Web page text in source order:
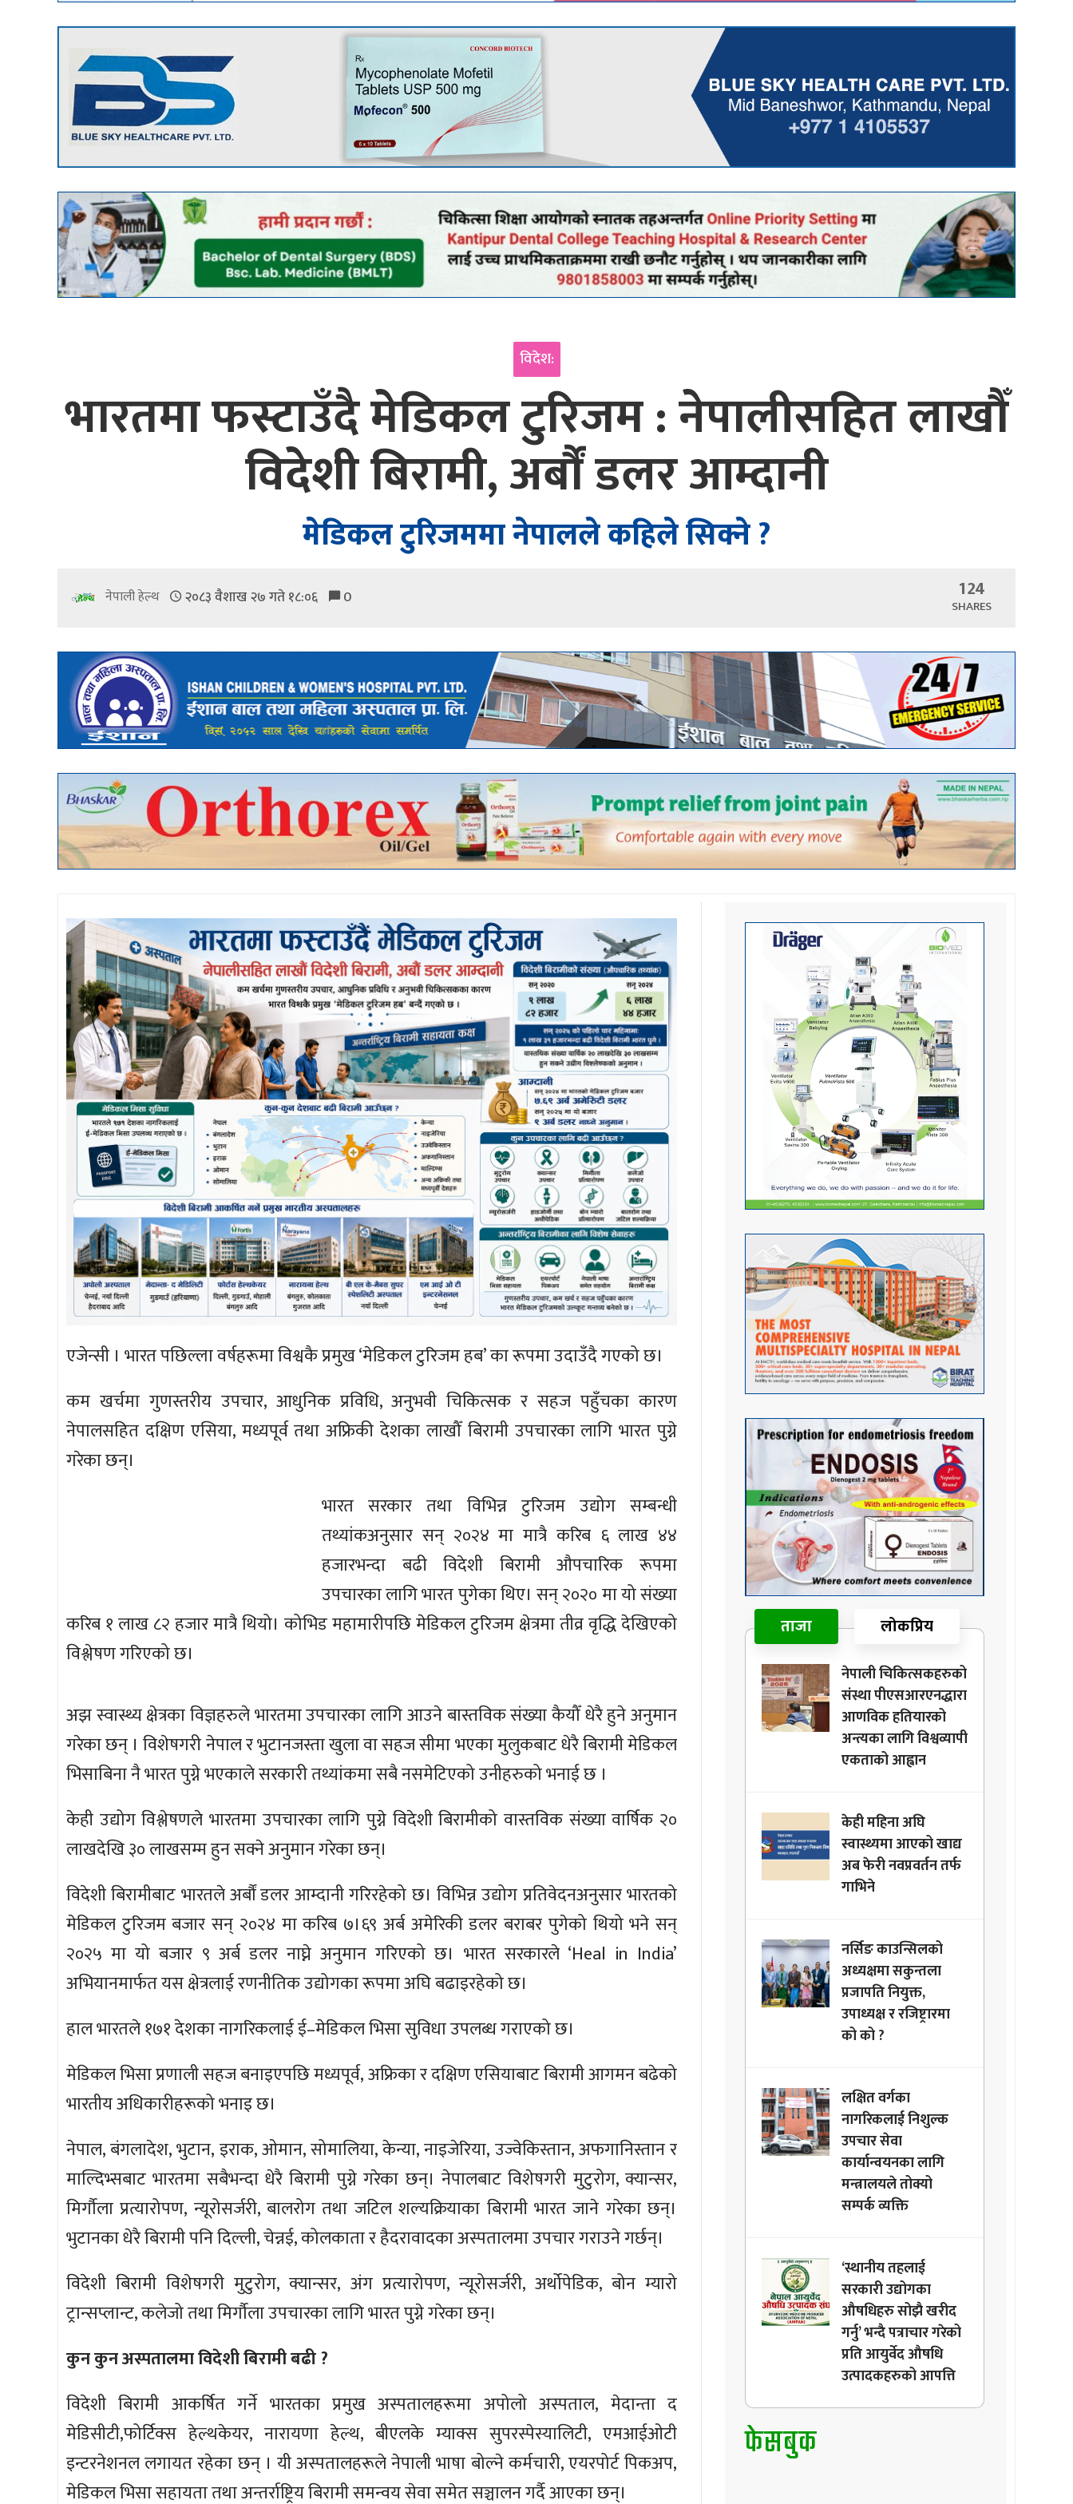
विदेश:
भारतमा फस्टाउँदै मेडिकल टुरिजम : नेपालीसहित लाखौँ
विदेशी बिरामी, अर्बौं डलर आम्दानी
मेडिकल टुरिजममा नेपालले कहिले सिक्ने ?
नेपाली हेल्थ २०८३ वैशाख २७ गते १८:०६ 0 124
SHARES
एजेन्सी । भारत पछिल्ला वर्षहरूमा विश्वकै प्रमुख ‘मेडिकल टुरिजम हब’ का रूपमा उदाउँदै गएको छ।
कम खर्चमा गुणस्तरीय उपचार, आधुनिक प्रविधि, अनुभवी चिकित्सक र सहज पहुँचका कारण
नेपालसहित दक्षिण एसिया, मध्यपूर्व तथा अफ्रिकी देशका लाखौँ बिरामी उपचारका लागि भारत पुग्ने
गरेका छन्।
भारत सरकार तथा विभिन्न टुरिजम उद्योग सम्बन्धी
तथ्यांकअनुसार सन् २०२४ मा मात्रै करिब ६ लाख ४४
हजारभन्दा बढी विदेशी बिरामी औपचारिक रूपमा
उपचारका लागि भारत पुगेका थिए। सन् २०२० मा यो संख्या
करिब १ लाख ८२ हजार मात्रै थियो। कोभिड महामारीपछि मेडिकल टुरिजम क्षेत्रमा तीव्र वृद्धि देखिएको
विश्लेषण गरिएको छ।
अझ स्वास्थ्य क्षेत्रका विज्ञहरुले भारतमा उपचारका लागि आउने बास्तविक संख्या कैयौँ धेरै हुने अनुमान
गरेका छन् । विशेषगरी नेपाल र भुटानजस्ता खुला वा सहज सीमा भएका मुलुकबाट धेरै बिरामी मेडिकल
भिसाबिना नै भारत पुग्ने भएकाले सरकारी तथ्यांकमा सबै नसमेटिएको उनीहरुको भनाई छ ।
केही उद्योग विश्लेषणले भारतमा उपचारका लागि पुग्ने विदेशी बिरामीको वास्तविक संख्या वार्षिक २०
लाखदेखि ३० लाखसम्म हुन सक्ने अनुमान गरेका छन्।
विदेशी बिरामीबाट भारतले अर्बौं डलर आम्दानी गरिरहेको छ। विभिन्न उद्योग प्रतिवेदनअनुसार भारतको
मेडिकल टुरिजम बजार सन् २०२४ मा करिब ७।६९ अर्ब अमेरिकी डलर बराबर पुगेको थियो भने सन्
२०२५ मा यो बजार ९ अर्ब डलर नाघ्ने अनुमान गरिएको छ। भारत सरकारले ‘Heal in India’
अभियानमार्फत यस क्षेत्रलाई रणनीतिक उद्योगका रूपमा अघि बढाइरहेको छ।
हाल भारतले १७१ देशका नागरिकलाई ई–मेडिकल भिसा सुविधा उपलब्ध गराएको छ।
मेडिकल भिसा प्रणाली सहज बनाइएपछि मध्यपूर्व, अफ्रिका र दक्षिण एसियाबाट बिरामी आगमन बढेको
भारतीय अधिकारीहरूको भनाइ छ।
नेपाल, बंगलादेश, भुटान, इराक, ओमान, सोमालिया, केन्या, नाइजेरिया, उज्वेकिस्तान, अफगानिस्तान र
माल्दिभ्सबाट भारतमा सबैभन्दा धेरै बिरामी पुग्ने गरेका छन्। नेपालबाट विशेषगरी मुटुरोग, क्यान्सर,
मिर्गौला प्रत्यारोपण, न्यूरोसर्जरी, बालरोग तथा जटिल शल्यक्रियाका बिरामी भारत जाने गरेका छन्।
भुटानका धेरै बिरामी पनि दिल्ली, चेन्नई, कोलकाता र हैदरावादका अस्पतालमा उपचार गराउने गर्छन्।
विदेशी बिरामी विशेषगरी मुटुरोग, क्यान्सर, अंग प्रत्यारोपण, न्यूरोसर्जरी, अर्थोपेडिक, बोन म्यारो
ट्रान्सप्लान्ट, कलेजो तथा मिर्गौला उपचारका लागि भारत पुग्ने गरेका छन्।
कुन कुन अस्पतालमा विदेशी बिरामी बढी ?
विदेशी बिरामी आकर्षित गर्ने भारतका प्रमुख अस्पतालहरूमा अपोलो अस्पताल, मेदान्ता द
मेडिसीटी,फोर्टिक्स हेल्थकेयर, नारायणा हेल्थ, बीएलके म्याक्स सुपरस्पेस्यालिटी, एमआईओटी
इन्टरनेशनल लगायत रहेका छन् । यी अस्पतालहरूले नेपाली भाषा बोल्ने कर्मचारी, एयरपोर्ट पिकअप,
मेडिकल भिसा सहायता तथा अन्तर्राष्ट्रिय बिरामी समन्वय सेवा समेत सञ्चालन गर्दै आएका छन्।
ताजा लोकप्रिय
नेपाली चिकित्सकहरुको
संस्था पीएसआरएनद्धारा
आणविक हतियारको
अन्त्यका लागि विश्वव्यापी
एकताको आह्वान
केही महिना अघि
स्वास्थ्यमा आएको खाद्य
अब फेरी नवप्रवर्तन तर्फ
गाभिने
नर्सिङ काउन्सिलको
अध्यक्षमा सकुन्तला
प्रजापति नियुक्त,
उपाध्यक्ष र रजिष्ट्रारमा
को को ?
लक्षित वर्गका
नागरिकलाई निशुल्क
उपचार सेवा
कार्यान्वयनका लागि
मन्त्रालयले तोक्यो
सम्पर्क व्यक्ति
‘स्थानीय तहलाई
सरकारी उद्योगका
औषधिहरु सोझै खरीद
गर्नु’ भन्दै पत्राचार गरेको
प्रति आयुर्वेद औषधि
उत्पादकहरुको आपत्ति
फेसबुक